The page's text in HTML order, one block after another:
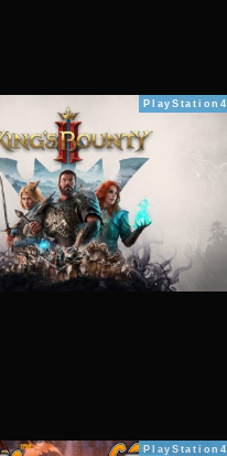
PlayStation4
PlayStation4